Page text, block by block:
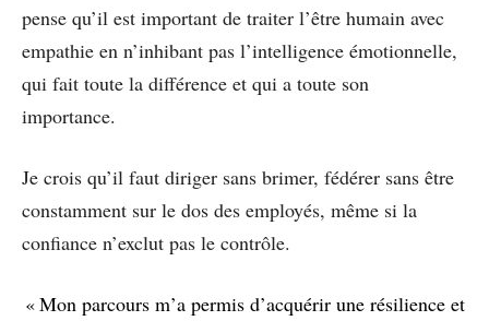
pense qu’il est important de traiter l’être humain avec
empathie en n’inhibant pas l’intelligence émotionnelle,
qui fait toute la différence et qui a toute son
importance.
Je crois qu’il faut diriger sans brimer, fédérer sans être
constamment sur le dos des employés, même si la
confiance n’exclut pas le contrôle.
« Mon parcours m’a permis d’acquérir une résilience et